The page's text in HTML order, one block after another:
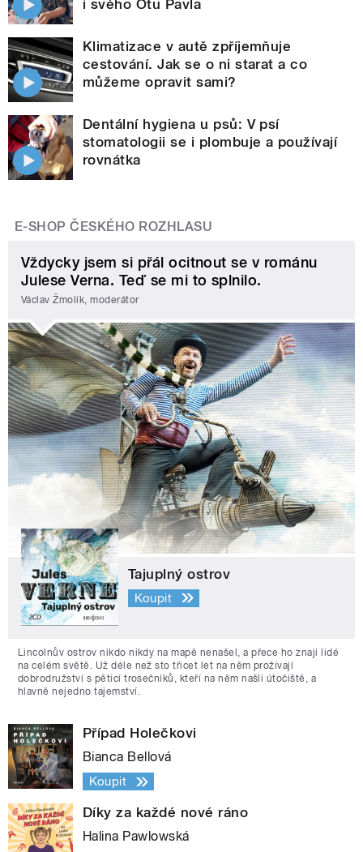
i svého Otu Pavla
Klimatizace v autě zpříjemňuje
cestování. Jak se o ni starat a co
můžeme opravit sami?
Dentální hygiena u psů: V psí
stomatologii se i plombuje a používají
rovnátka
E-SHOP ČESKÉHO ROZHLASU
Vždycky jsem si přál ocitnout se v románu
Julese Verna. Teď se mi to splnilo.
Václav Žmolík, moderátor
Tajuplný ostrov
Koupit
Lincolnův ostrov nikdo nikdy na mapě nenašel, a přece ho znají lidé
na celém světě. Už déle než sto třicet let na něm prožívají
dobrodružství s pěticí trosečníků, kteří na něm našli útočiště, a
hlavně nejedno tajemství.
Případ Holečkovi
Bianca Bellová
Koupit
Díky za každé nové ráno
Halina Pawlowská